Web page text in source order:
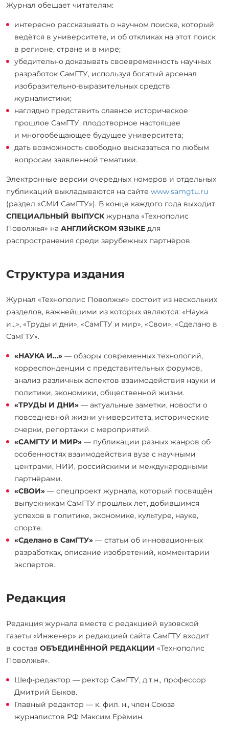
Журнал обещает читателям:
интересно рассказывать о научном поиске, который
ведётся в университете, и об откликах на этот поиск
в регионе, стране и в мире;
убедительно доказывать своевременность научных
разработок СамГТУ, используя богатый арсенал
изобразительно-выразительных средств
журналистики;
наглядно представить славное историческое
прошлое СамГТУ, плодотворное настоящее
и многообещающее будущее университета;
дать возможность свободно высказаться по любым
вопросам заявленной тематики.
Электронные версии очередных номеров и отдельных
публикаций выкладываются на сайте www.samgtu.ru
(раздел «СМИ СамГТУ»). В конце каждого года выходит
СПЕЦИАЛЬНЫЙ ВЫПУСК журнала «Технополис
Поволжья» на АНГЛИЙСКОМ ЯЗЫКЕ для
распространения среди зарубежных партнёров.
Структура издания
Журнал «Технополис Поволжья» состоит из нескольких
разделов, важнейшими из которых являются: «Наука
и…», «Труды и дни», «СамГТУ и мир», «Свои», «Сделано в
СамГТУ».
«НАУКА И…» — обзоры современных технологий,
корреспонденции с представительных форумов,
анализ различных аспектов взаимодействия науки и
политики, экономики, общественной жизни.
«ТРУДЫ И ДНИ» — актуальные заметки, новости о
повседневной жизни университета, исторические
очерки, репортажи с мероприятий.
«САМГТУ И МИР» — публикации разных жанров об
особенностях взаимодействия вуза с научными
центрами, НИИ, российскими и международными
партнёрами.
«СВОИ» — спецпроект журнала, который посвящён
выпускникам СамГТУ прошлых лет, добившимся
успехов в политике, экономике, культуре, науке,
спорте.
«Сделано в СамГТУ» — статьи об инновационных
разработках, описание изобретений, комментарии
экспертов.
Редакция
Редакция журнала вместе с редакцией вузовской
газеты «Инженер» и редакцией сайта СамГТУ входит
в состав ОБЪЕДИНЁННОЙ РЕДАКЦИИ «Технополис
Поволжья».
Шеф-редактор — ректор СамГТУ, д.т.н., профессор
Дмитрий Быков.
Главный редактор — к. фил. н., член Союза
журналистов РФ Максим Ерёмин.